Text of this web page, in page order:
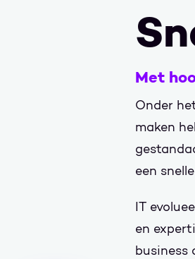
Met
Onder
maken
een
IT
en
business